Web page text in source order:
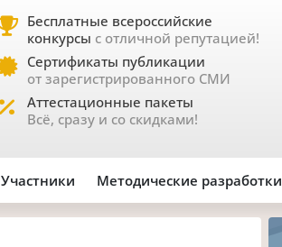
Бесплатные всероссийские
конкурсы с отличной репутацией!
Сертификаты публикации
от зарегистрированного СМИ
Аттестационные пакеты
Всё, сразу и со скидками!
Участники Методические разработки